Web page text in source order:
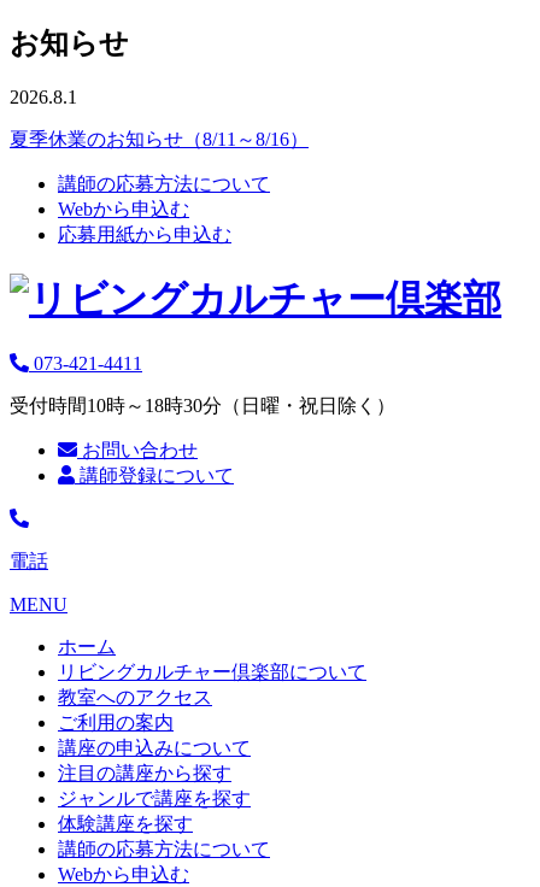
お知らせ
2026.8.1
夏季休業のお知らせ（8/11～8/16）
講師の応募方法について
Webから申込む
応募用紙から申込む
073-421-4411
受付時間10時～18時30分（日曜・祝日除く）
お問い合わせ
講師登録について
電話
MENU
ホーム
リビングカルチャー倶楽部について
教室へのアクセス
ご利用の案内
講座の申込みについて
注目の講座から探す
ジャンルで講座を探す
体験講座を探す
講師の応募方法について
Webから申込む